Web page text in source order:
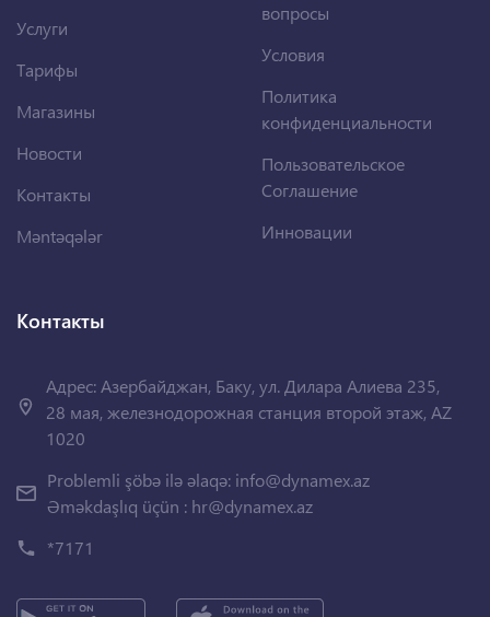
Услуги
Тарифы
Магазины
Новости
Контакты
Məntəqələr
вопросы
Условия
Политика
конфиденциальности
Пользовательское
Соглашение
Инновации
Контакты
Адрес: Азербайджан, Баку, ул. Дилара Алиева 235,
28 мая, железнодорожная станция второй этаж, AZ
1020
Problemli şöbə ilə əlaqə: info@dynamex.az
Əməkdaşlıq üçün : hr@dynamex.az
*7171